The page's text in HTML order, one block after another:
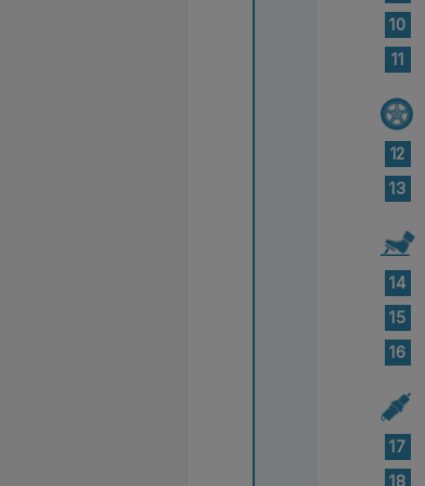
10
11
12
13
14
15
16
17
18